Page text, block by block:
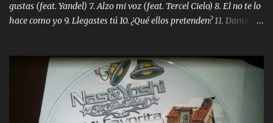
gustas (feat. Yandel) 7. Alzo mi voz (feat. Tercel Cielo) 8. El no te lo
hace como yo 9. Llegastes tú 10. ¿Qué ellos pretenden? 11. Dame la
Digital Booklet – Invicto ----------------------------- Nota:
Album proposto al massimo della qualità in formato iTunes Plus
AAC M4A; comprato su iTunes e a disposizione vostra per il
download. REGGAETON ITALIA Nosotros Somos Los Del